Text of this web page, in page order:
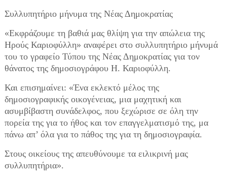
Συλλυπητήριο μήνυμα της Νέας Δημοκρατίας
«Εκφράζουμε τη βαθιά μας θλίψη για την απώλεια της
Ηρούς Καριοφύλλη» αναφέρει στο συλλυπητήριο μήνυμά
του το γραφείο Τύπου της Νέας Δημοκρατίας για τον
θάνατος της δημοσιογράφου Η. Καριοφύλλη.
Και επισημαίνει: «Ένα εκλεκτό μέλος της
δημοσιογραφικής οικογένειας, μια μαχητική και
ασυμβίβαστη συνάδελφος, που ξεχώρισε σε όλη την
πορεία της για το ήθος και τον επαγγελματισμό της, μα
πάνω απ’ όλα για το πάθος της για τη δημοσιογραφία.
Στους οικείους της απευθύνουμε τα ειλικρινή μας
συλλυπητήρια».